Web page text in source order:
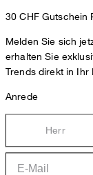
30 CHF Gutschein
Melden Sie sich
erhalten Sie
Trends direkt in Ihr
Anrede
Herr